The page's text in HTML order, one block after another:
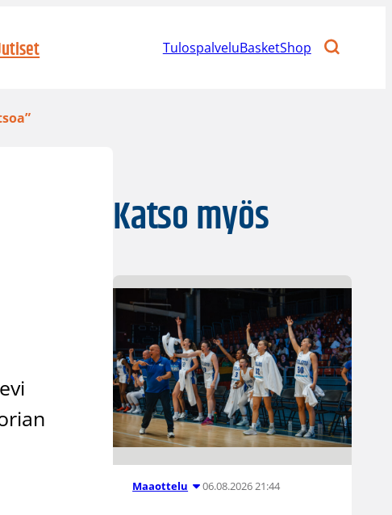
TulospalveluBasketShop
Katso myös
Maaottelu 06.08.2026 21:44